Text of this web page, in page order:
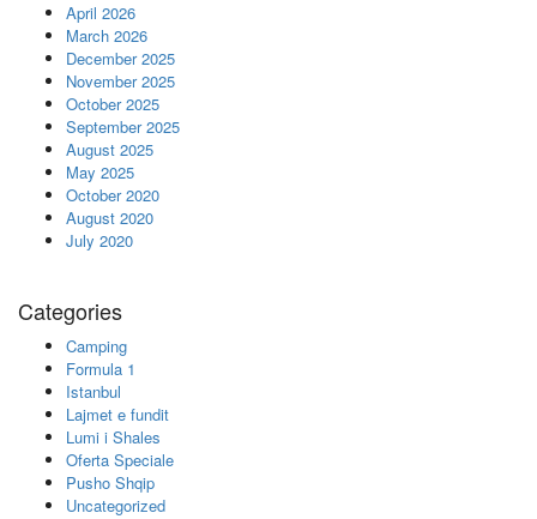
April 2026
March 2026
December 2025
November 2025
October 2025
September 2025
August 2025
May 2025
October 2020
August 2020
July 2020
Categories
Camping
Formula 1
Istanbul
Lajmet e fundit
Lumi i Shales
Oferta Speciale
Pusho Shqip
Uncategorized